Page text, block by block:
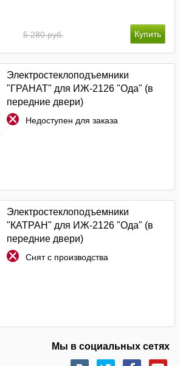
5 280 руб.
Электростеклоподъемники
"ГРАНАТ" для ИЖ-2126 "Ода" (в
передние двери)
Недоступен для заказа
Электростеклоподъемники
"КАТРАН" для ИЖ-2126 "Ода" (в
передние двери)
Снят с производства
Мы в социальных сетях